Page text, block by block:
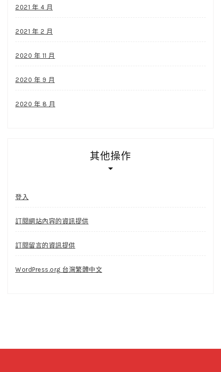
2021 年 4 月
2021 年 2 月
2020 年 11 月
2020 年 9 月
2020 年 8 月
其他操作
登入
訂閱網站內容的資訊提供
訂閱留言的資訊提供
WordPress.org 台灣繁體中文